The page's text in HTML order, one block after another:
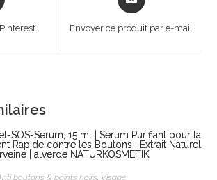
in
new
Envoyer ce produit par e-mail
boutons & points noirs, Visage